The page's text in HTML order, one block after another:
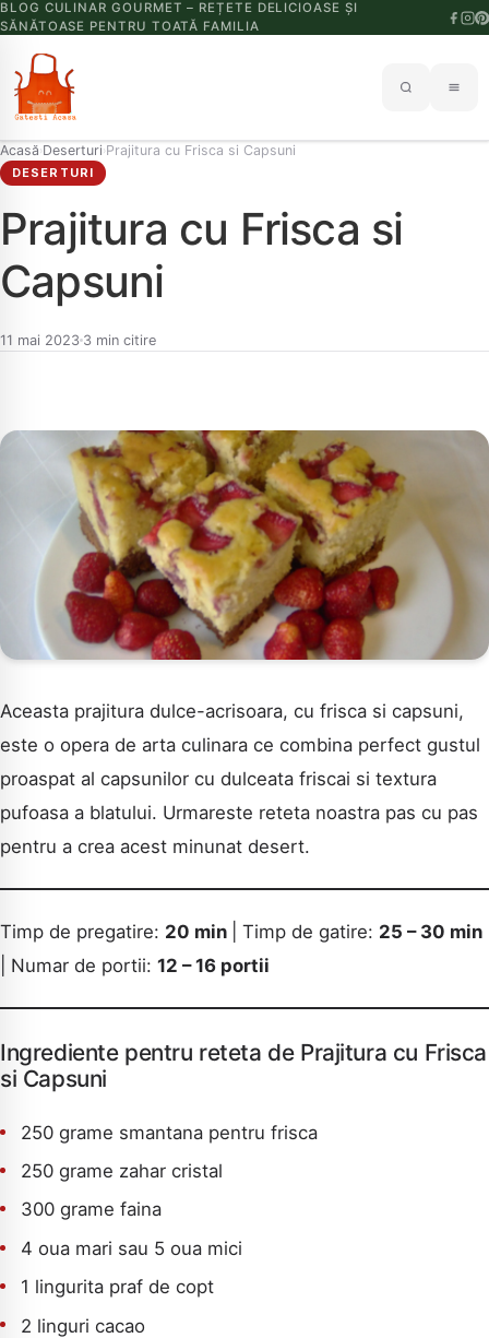
BLOG CULINAR GOURMET – REȚETE DELICIOASE ȘI
SĂNĂTOASE PENTRU TOATĂ FAMILIA
Acasă›Deserturi›Prajitura cu Frisca si Capsuni
DESERTURI
Prajitura cu Frisca si
Capsuni
11 mai 2023 3 min citire
Aceasta prajitura dulce-acrisoara, cu frisca si capsuni,
este o opera de arta culinara ce combina perfect gustul
proaspat al capsunilor cu dulceata friscai si textura
pufoasa a blatului. Urmareste reteta noastra pas cu pas
pentru a crea acest minunat desert.
Timp de pregatire: 20 min | Timp de gatire: 25 – 30 min
| Numar de portii: 12 – 16 portii
Ingrediente pentru reteta de Prajitura cu Frisca
si Capsuni
250 grame smantana pentru frisca
250 grame zahar cristal
300 grame faina
4 oua mari sau 5 oua mici
1 lingurita praf de copt
2 linguri cacao